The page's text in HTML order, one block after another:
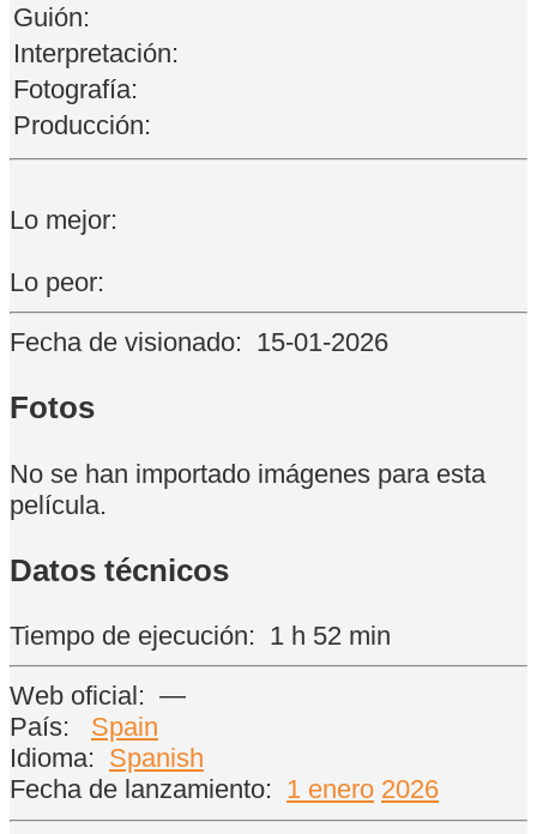
Guión:
Interpretación:
Fotografía:
Producción:
Lo mejor:
Lo peor:
Fecha de visionado: 15-01-2026
Fotos
No se han importado imágenes para esta
película.
Datos técnicos
Tiempo de ejecución: 1 h 52 min
Web oficial: —
País:
Spain
Idioma: Spanish
Fecha de lanzamiento: 1 enero 2026